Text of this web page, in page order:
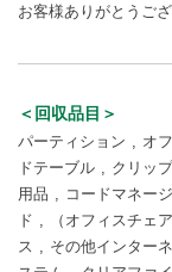
お客様ありがとうご
＜回収品目＞
パーティション オ
ドテーブル
クリップ
用品
コードマネー
ド
（オフィスチェア
ス
その他インター